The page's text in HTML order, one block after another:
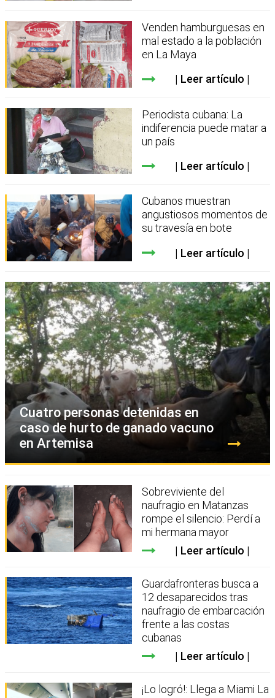
Venden hamburguesas en
mal estado a la población
en La Maya
Leer artículo
Periodista cubana: La
indiferencia puede matar a
un país
Leer artículo
Cubanos muestran
angustiosos momentos de
su travesía en bote
Leer artículo
Cuatro personas detenidas en
caso de hurto de ganado vacuno
en Artemisa
Sobreviviente del
naufragio en Matanzas
rompe el silencio: Perdí a
mi hermana mayor
Leer artículo
Guardafronteras busca a
12 desaparecidos tras
naufragio de embarcación
frente a las costas
cubanas
Leer artículo
¡Lo logró!: Llega a Miami La